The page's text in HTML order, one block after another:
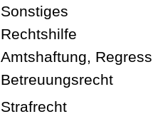
Sonstiges
Rechtshilfe
Amtshaftung, Regress
Betreuungsrecht
Strafrecht